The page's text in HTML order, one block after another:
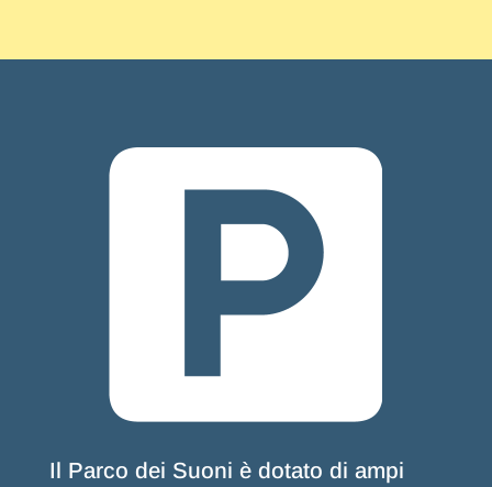
Il Parco dei Suoni è dotato di ampi